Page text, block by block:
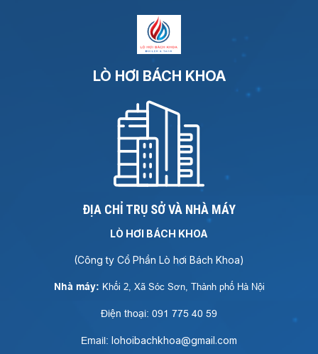
LÒ HƠI BÁCH KHOA
ĐỊA CHỈ TRỤ SỞ VÀ NHÀ MÁY
LÒ HƠI BÁCH KHOA
(Công ty Cổ Phần Lò hơi Bách Khoa)
Nhà máy: Khối 2, Xã Sóc Sơn, Thành phố Hà Nội
Điện thoại: 091 775 40 59
Email: lohoibachkhoa@gmail.com